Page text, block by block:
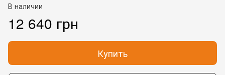
В наличии
12 640 грн
Купить